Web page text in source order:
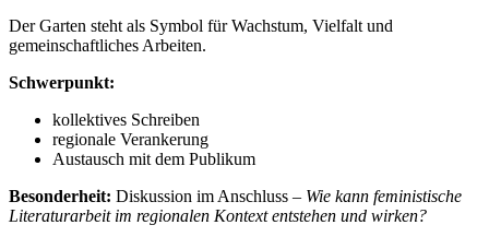
Der Garten steht als Symbol für Wachstum, Vielfalt und
gemeinschaftliches Arbeiten.
Schwerpunkt:
kollektives Schreiben
regionale Verankerung
Austausch mit dem Publikum
Besonderheit: Diskussion im Anschluss – Wie kann feministische
Literaturarbeit im regionalen Kontext entstehen und wirken?